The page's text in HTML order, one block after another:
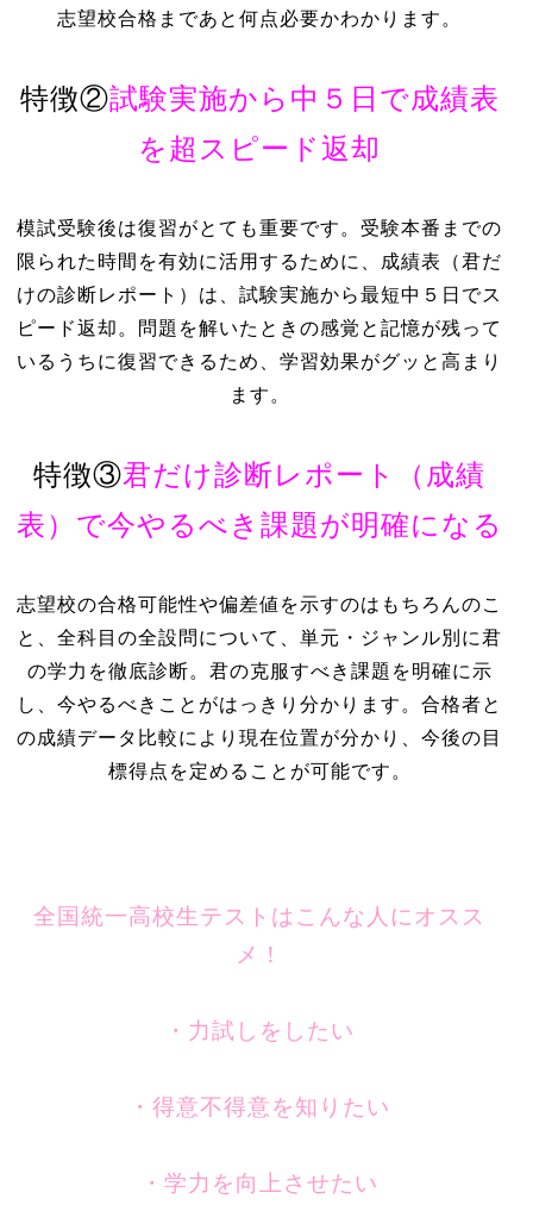
志望校合格まであと何点必要かわかります。
特徴②試験実施から中５日で成績表
を超スピード返却
模試受験後は復習がとても重要です。受験本番までの
限られた時間を有効に活用するために、成績表（君だ
けの診断レポート）は、試験実施から最短中５日でス
ピード返却。問題を解いたときの感覚と記憶が残って
いるうちに復習できるため、学習効果がグッと高まり
ます。
特徴③君だけ診断レポート（成績
表）で今やるべき課題が明確になる
志望校の合格可能性や偏差値を示すのはもちろんのこ
と、全科目の全設問について、単元・ジャンル別に君
の学力を徹底診断。君の克服すべき課題を明確に示
し、今やるべきことがはっきり分かります。合格者と
の成績データ比較により現在位置が分かり、今後の目
標得点を定めることが可能です。
全国統一高校生テストはこんな人にオスス
メ！
・力試しをしたい
・得意不得意を知りたい
・学力を向上させたい